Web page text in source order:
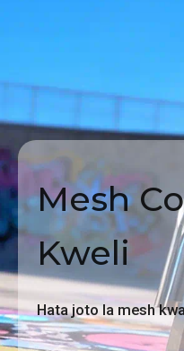
Mesh
Kweli
Hata joto la mesh